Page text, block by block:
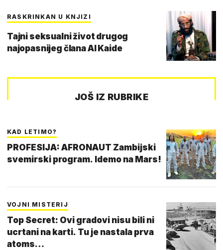
RASKRINKAN U KNJIZI
Tajni seksualni život drugog
najopasnijeg člana Al Kaide
JOŠ IZ RUBRIKE
KAD LETIMO?
PROFESIJA: AFRONAUT Zambijski
svemirski program. Idemo na Mars!
VOJNI MISTERIJ
Top Secret: Ovi gradovi nisu bili ni
ucrtani na karti. Tu je nastala prva
atoms…